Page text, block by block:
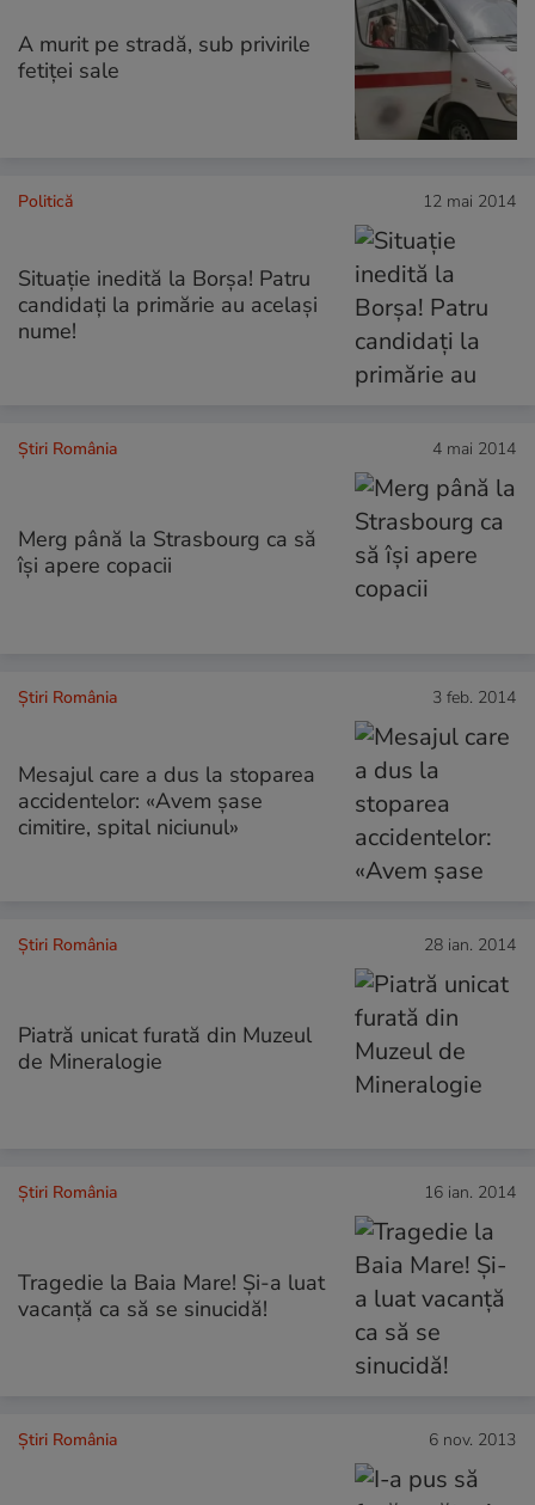
A murit pe stradă, sub privirile
fetiţei sale
Politică 12 mai 2014
Situaţie inedită la Borşa! Patru
candidaţi la primărie au acelaşi
nume!
Știri România 4 mai 2014
Merg până la Strasbourg ca să
îşi apere copacii
Știri România 3 feb. 2014
Mesajul care a dus la stoparea
accidentelor: «Avem şase
cimitire, spital niciunul»
Știri România 28 ian. 2014
Piatră unicat furată din Muzeul
de Mineralogie
Știri România 16 ian. 2014
Tragedie la Baia Mare! Şi-a luat
vacanţă ca să se sinucidă!
Știri România 6 nov. 2013